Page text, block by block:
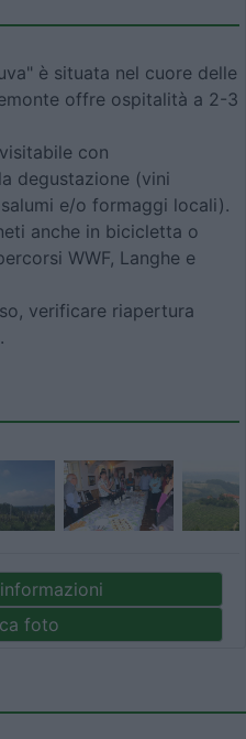
è situata nel cuore delle
offre ospitalità a 2-3
con
degustazione (vini
e/o formaggi locali).
anche in bicicletta o
WWF, Langhe e
verificare riapertura
foto